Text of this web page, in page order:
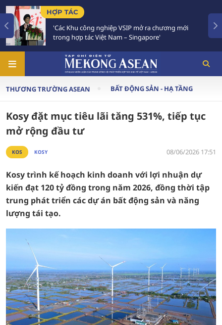
nghiệp VSIP mở ra chương mới
Nam – Singapore'
Việt Nam - Thái
Chiến lược 'Ba
THƯƠNG TRƯỜNG ASEAN BẤT ĐỘNG SẢN - HẠ TẦNG
Kosy đặt mục tiêu lãi tăng 531%, tiếp tục
mở rộng đầu tư
KOS KOSY 08/06/2026 17:51
Kosy trình kế hoạch kinh doanh với lợi nhuận dự
kiến đạt 120 tỷ đồng trong năm 2026, đồng thời tập
trung phát triển các dự án bất động sản và năng
lượng tái tạo.